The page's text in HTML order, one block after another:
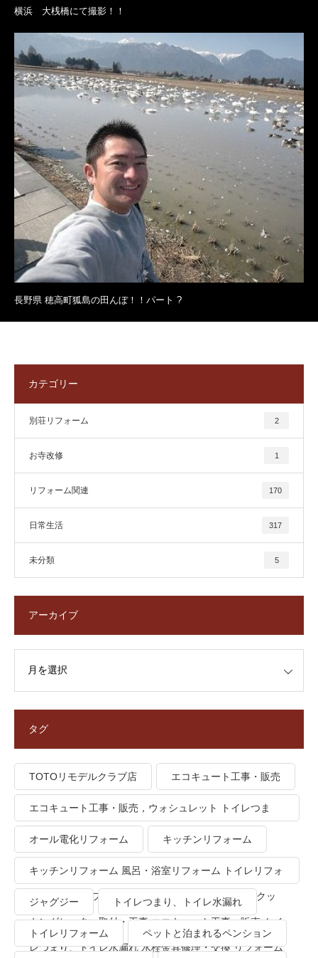
横浜 大桟橋にて撮影！！
長野県 穂高町狐島の田んぼ！！パート ?
カテゴリー
別荘リフォーム 2
お寺改修 1
リフォーム関連 170
日常生活 317
未分類 5
アーカイブ
タグ
TOTOリモデルクラブ店 エコキュート工事・販売
エコキュート工事・販売，ウォシュレット トイレつま
り、トイレ水漏れ
オール電化リフォーム キッチンリフォーム
キッチンリフォーム 風呂・浴室リフォーム トイレリフォ
ーム 洗面所リフォーム オール電化リフォーム ＩＨクッ
キングヒーター取付・工事 エコキュート工事・販売 トイ
レつまり、トイレ水漏れ 水栓金具修理・交換 リフォーム
ジャグジー トイレつまり、トイレ水漏れ
トイレリフォーム ペットと泊まれるペンション